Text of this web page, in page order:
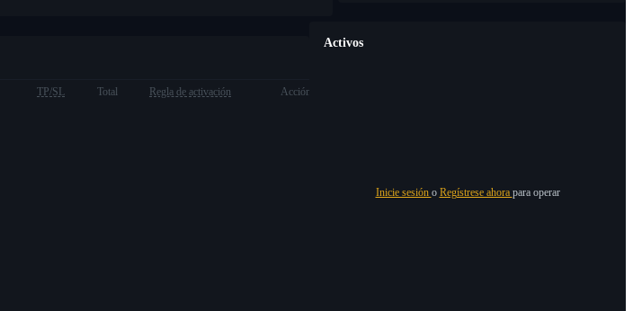
TP/SL Total Regla de activación Acción
Activos
Inicie sesión o Regístrese ahora para operar